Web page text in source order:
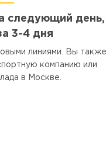
следующий день,
3-4 дня
линиями. Вы также
компанию или
в Москве.